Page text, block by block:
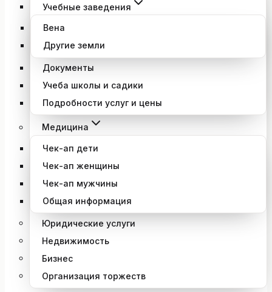
Учебные заведения
Вена
Другие земли
Документы
Учеба школы и садики
Подробности услуг и цены
Медицина
Чек-ап дети
Чек-ап женщины
Чек-ап мужчины
Общая информация
Юридические услуги
Недвижимость
Бизнес
Организация торжеств